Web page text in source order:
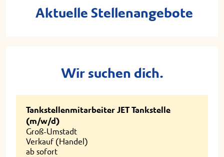
Aktuelle Stellenangebote
Wir suchen dich.
Tankstellenmitarbeiter JET Tankstelle
(m/w/d)
Groß-Umstadt
Verkauf (Handel)
ab sofort